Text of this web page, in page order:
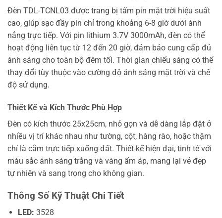
Đèn TDL-TCNL03 được trang bị tấm pin mặt trời hiệu suất
cao, giúp sạc đầy pin chỉ trong khoảng 6-8 giờ dưới ánh
nắng trực tiếp. Với pin lithium 3.7V 3000mAh, đèn có thể
hoạt động liên tục từ 12 đến 20 giờ, đảm bảo cung cấp đủ
ánh sáng cho toàn bộ đêm tối. Thời gian chiếu sáng có thể
thay đổi tùy thuộc vào cường độ ánh sáng mặt trời và chế
độ sử dụng.
Thiết Kế và Kích Thước Phù Hợp
Đèn có kích thước 25x25cm, nhỏ gọn và dễ dàng lắp đặt ở
nhiều vị trí khác nhau như tường, cột, hàng rào, hoặc thậm
chí là cắm trực tiếp xuống đất. Thiết kế hiện đại, tinh tế với
màu sắc ánh sáng trắng và vàng ấm áp, mang lại vẻ đẹp
tự nhiên và sang trọng cho không gian.
Thông Số Kỹ Thuật Chi Tiết
LED: 3528